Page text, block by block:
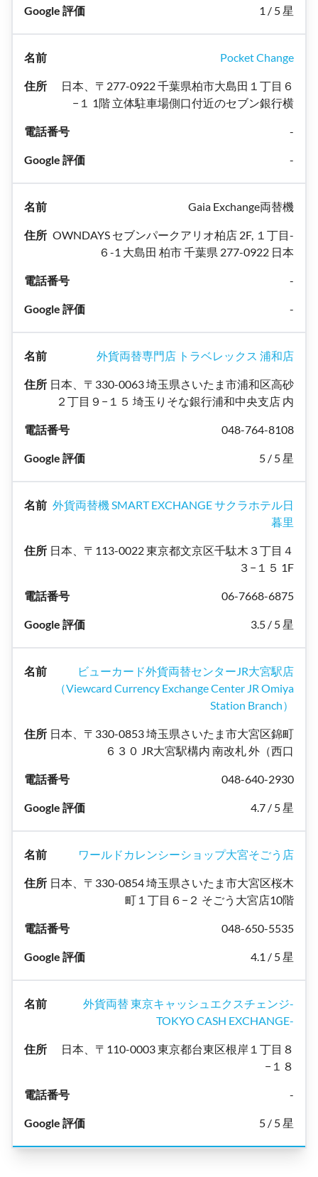
1 / 5 星
Pocket Change
日本、〒277-0922 千葉県柏市大島田１丁目６
−１ 1階 立体駐車場側口付近のセブン銀行横
-
-
Gaia Exchange両替機
OWNDAYS セブンパークアリオ柏店 2F, １丁目-
６-1 大島田 柏市 千葉県 277-0922 日本
-
-
外貨両替専門店 トラベレックス 浦和店
日本、〒330-0063 埼玉県さいたま市浦和区高砂
２丁目９−１５ 埼玉りそな銀行浦和中央支店 内
048-764-8108
5 / 5 星
外貨両替機 SMART EXCHANGE サクラホテル日
暮里
日本、〒113-0022 東京都文京区千駄木３丁目４
３−１５ 1F
06-7668-6875
3.5 / 5 星
ビューカード外貨両替センターJR大宮駅店
（Viewcard Currency Exchange Center JR Omiya
Station Branch）
日本、〒330-0853 埼玉県さいたま市大宮区錦町
６３０ JR大宮駅構内 南改札 外（西口
048-640-2930
4.7 / 5 星
ワールドカレンシーショップ大宮そごう店
日本、〒330-0854 埼玉県さいたま市大宮区桜木
町１丁目６−２ そごう大宮店10階
048-650-5535
4.1 / 5 星
外貨両替 東京キャッシュエクスチェンジ-
TOKYO CASH EXCHANGE-
日本、〒110-0003 東京都台東区根岸１丁目８
−１８
-
5 / 5 星